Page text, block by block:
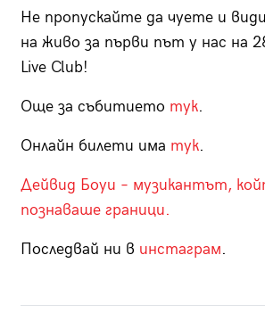
Не пропускайте да чуете и
на живо за първи път у нас на
Live Club!
Още за събитието тук.
Онлайн билети има тук.
Дейвид Боуи – музикантът,
познаваше граници.
Последвай ни в инстаграм.